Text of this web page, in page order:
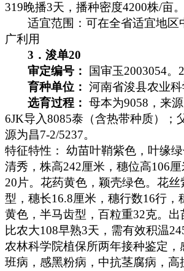
319晚播3天，播种密度4200株/亩。
适宜范围：可在全省适宜地区
广利用
3 ．浚单20
审定编号：
国审玉2003054。
育种单位： 河南省浚县农业
选育过程：母本为9058 ，来
6JK导入8085泰（含热带种质）；
源为昌7-2/5237。
特征特性： 幼苗叶鞘紫色，叶缘绿
清秀，株高242厘米 ，穗位高106
20片。花药黄色，颖壳绿色。花
型，穗长16.8厘米 ，穗行数16行，
黄色，半马齿型，百粒重32克。出
比农大108早熟3天，需有效积温
农林科学院植保所两年接种鉴定，
班病，感黑粉病，中抗茎腐病，高